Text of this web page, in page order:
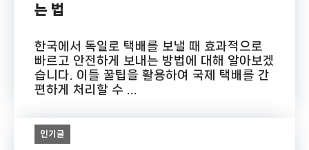
는 법
한국에서 독일로 택배를 보낼 때 효과적으로
빠르고 안전하게 보내는 방법에 대해 알아보겠
습니다. 이들 꿀팁을 활용하여 국제 택배를 간
편하게 처리할 수 ...
인기글